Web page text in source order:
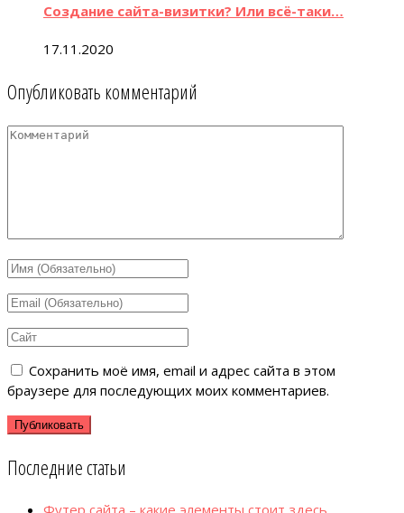
Создание сайта-визитки? Или всё-таки…
17.11.2020
Опубликовать комментарий
Сохранить моё имя, email и адрес сайта в этом
браузере для последующих моих комментариев.
Последние статьи
Футер сайта – какие элементы стоит здесь